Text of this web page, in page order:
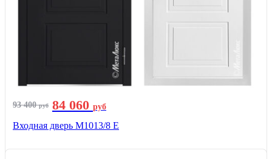
93 400руб 84 060 руб
Входная дверь М1013/8 E